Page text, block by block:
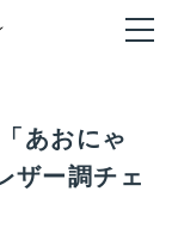
あおにゃ
ザー調チェ